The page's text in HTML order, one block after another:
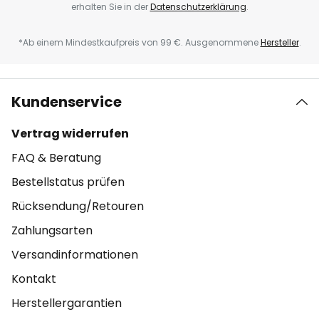
erhalten Sie in derDatenschutzerklärung.
*Ab einem Mindestkaufpreis von 99 €. AusgenommeneHersteller.
Kundenservice
Vertrag widerrufen
FAQ & Beratung
Bestellstatus prüfen
Rücksendung/Retouren
Zahlungsarten
Versandinformationen
Kontakt
Herstellergarantien